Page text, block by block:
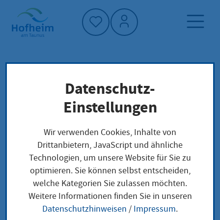
Startseite"
Dienstleistung-Finder
Lokale Anliegen
Hilfeplan aufstellen
Hilfeplan aufstellen
Leistungsbeschreibung
Unabhängig davon, welche Form der "Hilfen zur
Datenschutz-
Einstellungen
Wir verwenden Cookies, Inhalte von
Drittanbietern, JavaScript und ähnliche
Technologien, um unsere Website für Sie zu
optimieren. Sie können selbst entscheiden,
welche Kategorien Sie zulassen möchten.
Weitere Informationen finden Sie in unseren
Datenschutzhinweisen / Impressum.